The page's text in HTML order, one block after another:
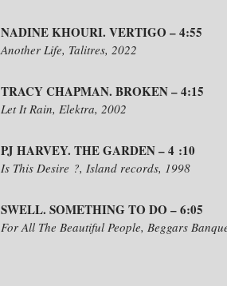
NADINE KHOURI. VERTIGO – 4:55
Another Life, Talitres, 2022
TRACY CHAPMAN. BROKEN – 4:15
Let It Rain, Elektra, 2002
PJ HARVEY. THE GARDEN – 4 :10
Is This Desire ?, Island records, 1998
SWELL. SOMETHING TO DO – 6:05
For All The Beautiful People, Beggars